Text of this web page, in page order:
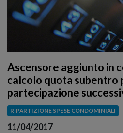
Ascensore aggiunto in
calcolo quota subentro
partecipazione
RIPARTIZIONE SPESE CONDOMINIALI
11/04/2017